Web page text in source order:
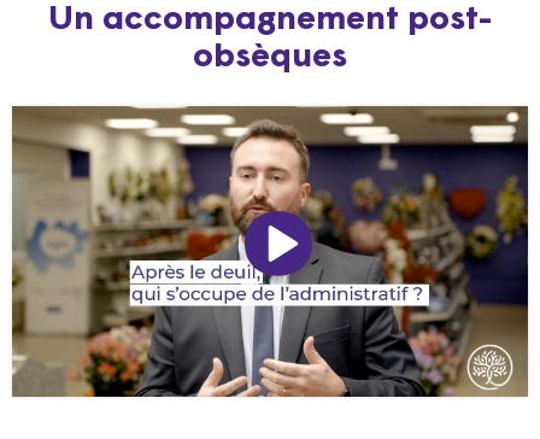
Un accompagnement post-
obsèques